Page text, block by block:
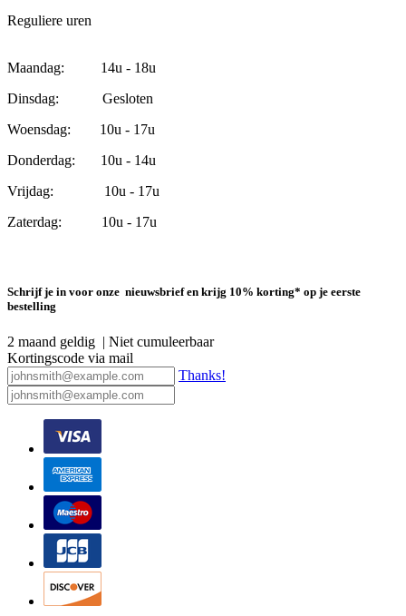
Reguliere uren
Maandag: 14u - 18u
Dinsdag: Gesloten
Woensdag: 10u - 17u
Donderdag: 10u - 14u
Vrijdag: 10u - 17u
Zaterdag: 10u - 17u
Schrijf je in voor onze nieuwsbrief en krijg 10% korting* op je eerste
bestelling
2 maand geldig | Niet cumuleerbaar
Kortingscode via mail
Thanks!